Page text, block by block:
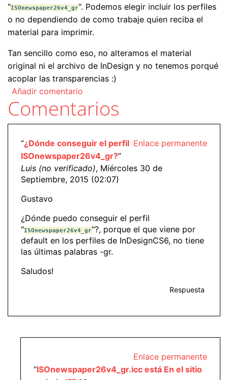
"ISOnewspaper26v4_gr". Podemos elegir incluir los perfiles
o no dependiendo de como trabaje quien reciba el
material para imprimir.
Tan sencillo como eso, no alteramos el material
original ni el archivo de InDesign y no tenemos porqué
acoplar las transparencias :)
Añadir comentario
Comentarios
Enlace permanente
“¿Dónde conseguir el perfil
ISOnewspaper26v4_gr?”
Luis (no verificado), Miércoles 30 de
Septiembre, 2015 (02:07)
Gustavo
¿Dónde puedo conseguir el perfil
"ISOnewspaper26v4_gr"?, porque el que viene por
default en los perfiles de InDesignCS6, no tiene
las últimas palabras -gr.
Saludos!
Respuesta
Enlace permanente
“ISOnewspaper26v4_gr.icc está En el sitio